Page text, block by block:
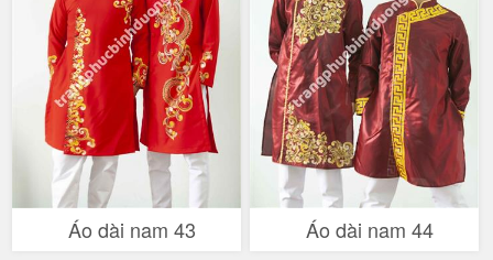
Áo dài nam 43 Áo dài nam 44